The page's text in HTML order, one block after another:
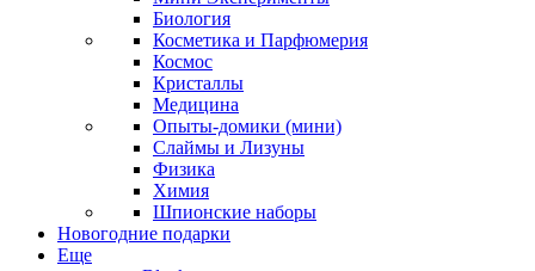
Биология
Косметика и Парфюмерия
Космос
Кристаллы
Медицина
Опыты-домики (мини)
Слаймы и Лизуны
Физика
Химия
Шпионские наборы
Новогодние подарки
Еще